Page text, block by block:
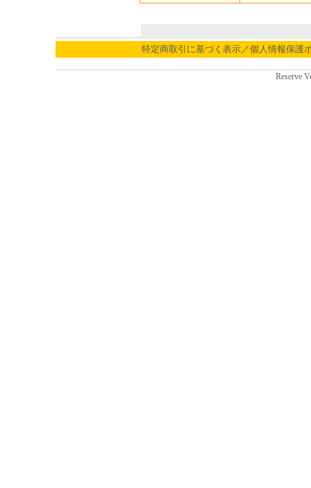
特定商取引に基づく表示／個人情報保護
Reserve